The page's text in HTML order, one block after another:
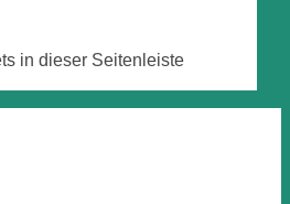
in dieser Seitenleiste